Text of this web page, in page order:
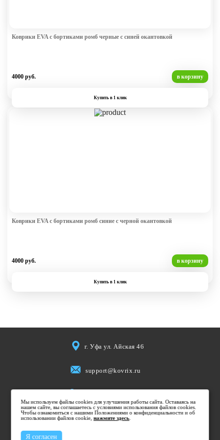
Коврики EVA с бортиками ромб черные с синей окантовкой
4000 руб. в корзину
Купить в 1 клик
Коврики EVA с бортиками ромб синие с черной окантовкой
4000 руб. в корзину
Купить в 1 клик
г. Уфа ул. Айская 46
support@kovrix.ru
Пн-Пт: 10:00 - 19:00
Мы используем файлы cookies для улучшения работы сайта. Оставаясь на
нашем сайте, вы соглашаетесь с условиями использования файлов cookies.
Чтобы ознакомиться с нашими Положениями о конфиденциальности и об
использовании файлов cookie,нажмите здесь.
Я согласен